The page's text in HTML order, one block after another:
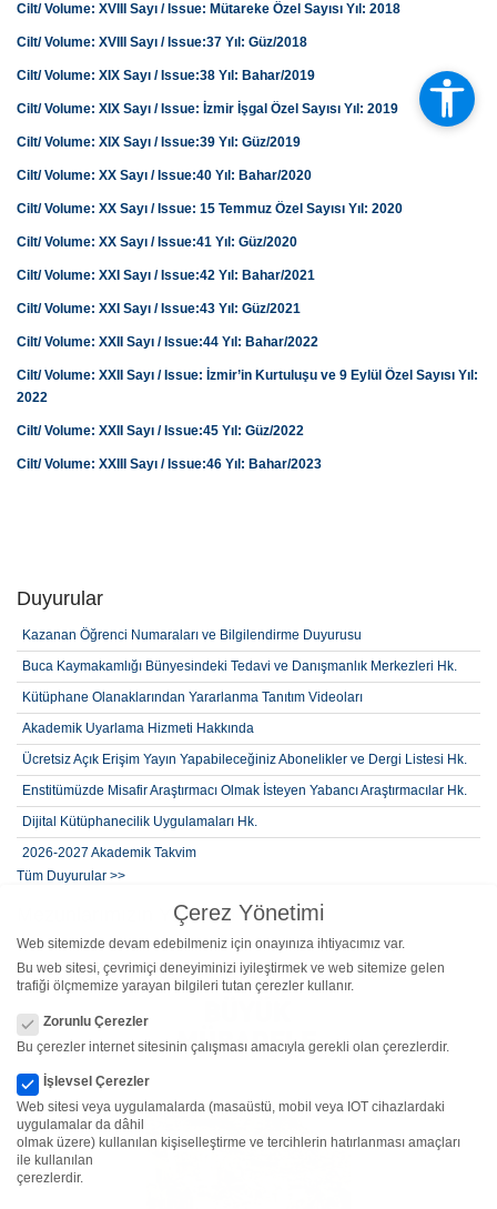
Cilt/ Volume: XVIII Sayı / Issue: Mütareke Özel Sayısı Yıl: 2018
Cilt/ Volume: XVIII Sayı / Issue:37 Yıl: Güz/2018
Cilt/ Volume: XIX Sayı / Issue:38 Yıl: Bahar/2019
Cilt/ Volume: XIX Sayı / Issue: İzmir İşgal Özel Sayısı Yıl: 2019
Cilt/ Volume: XIX Sayı / Issue:39 Yıl: Güz/2019
Cilt/ Volume: XX Sayı / Issue:40 Yıl: Bahar/2020
Cilt/ Volume: XX Sayı / Issue: 15 Temmuz Özel Sayısı Yıl: 2020
Cilt/ Volume: XX Sayı / Issue:41 Yıl: Güz/2020
Cilt/ Volume: XXI Sayı / Issue:42 Yıl: Bahar/2021
Cilt/ Volume: XXI Sayı / Issue:43 Yıl: Güz/2021
Cilt/ Volume: XXII Sayı / Issue:44 Yıl: Bahar/2022
Cilt/ Volume: XXII Sayı / Issue: İzmir’in Kurtuluşu ve 9 Eylül Özel Sayısı Yıl:
2022
Cilt/ Volume: XXII Sayı / Issue:45 Yıl: Güz/2022
Cilt/ Volume: XXIII Sayı / Issue:46 Yıl: Bahar/2023
Duyurular
Kazanan Öğrenci Numaraları ve Bilgilendirme Duyurusu
Buca Kaymakamlığı Bünyesindeki Tedavi ve Danışmanlık Merkezleri Hk.
Kütüphane Olanaklarından Yararlanma Tanıtım Videoları
Akademik Uyarlama Hizmeti Hakkında
Ücretsiz Açık Erişim Yayın Yapabileceğiniz Abonelikler ve Dergi Listesi Hk.
Enstitümüzde Misafir Araştırmacı Olmak İsteyen Yabancı Araştırmacılar Hk.
Dijital Kütüphanecilik Uygulamaları Hk.
2026-2027 Akademik Takvim
2026-2027 Öğretim Yılı Güz Yarıyılı (2. Alım) Lisansüstü Yabancı Kontenjan,
Başvuru Şartları ve Takvimi
Başvuru Şartları ve Takvimi
Tüm Duyurular >>
Mezunlarımızın YayınlarıÇerez Yönetimi
Web sitemizde devam edebilmeniz için onayınıza ihtiyacımız var.
Bu web sitesi, çevrimiçi deneyiminizi iyileştirmek ve web sitemize gelen
trafiği ölçmemize yarayan bilgileri tutan çerezler kullanır.
Zorunlu Çerezler
Bu çerezler internet sitesinin çalışması amacıyla gerekli olan çerezlerdir.
İşlevsel Çerezler
Web sitesi veya uygulamalarda (masaüstü, mobil veya IOT cihazlardaki
uygulamalar da dâhil
olmak üzere) kullanılan kişiselleştirme ve tercihlerin hatırlanması amaçları
ile kullanılan
çerezlerdir.